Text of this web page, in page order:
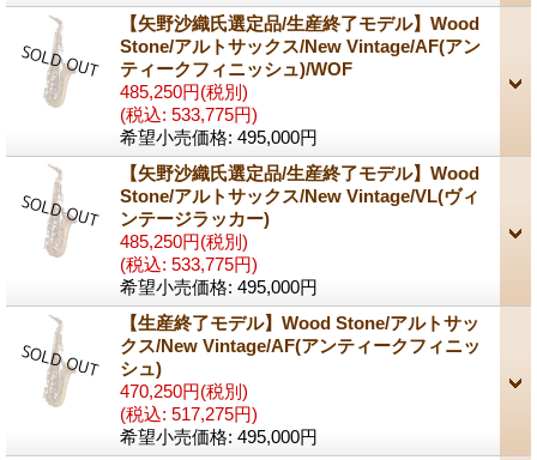
【矢野沙織氏選定品/生産終了モデル】Wood
Stone/アルトサックス/New Vintage/AF(アン
ティークフィニッシュ)/WOF
485,250円(税別)
(税込: 533,775円)
希望小売価格: 495,000円
【矢野沙織氏選定品/生産終了モデル】Wood
Stone/アルトサックス/New Vintage/VL(ヴィ
ンテージラッカー)
485,250円(税別)
(税込: 533,775円)
希望小売価格: 495,000円
【生産終了モデル】Wood Stone/アルトサッ
クス/New Vintage/AF(アンティークフィニッ
シュ)
470,250円(税別)
(税込: 517,275円)
希望小売価格: 495,000円